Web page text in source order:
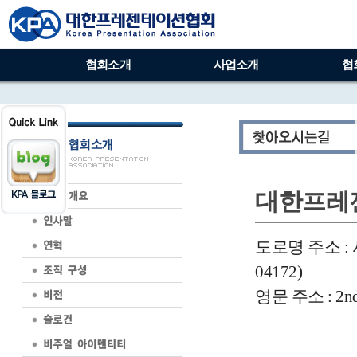
협회소개 사업소개 협
대한프
도로명 주소 :
04172)
영문 주소 :